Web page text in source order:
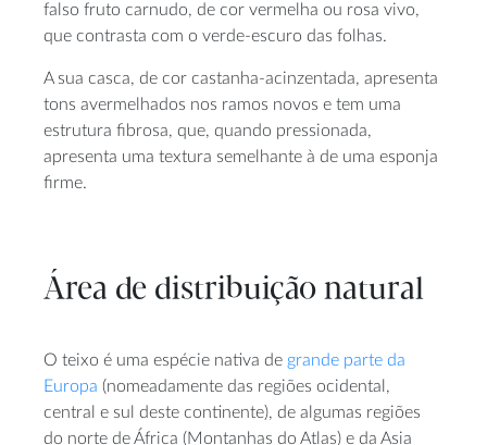
falso fruto carnudo, de cor vermelha ou rosa vivo,
que contrasta com o verde-escuro das folhas.
A sua casca, de cor castanha-acinzentada, apresenta
tons avermelhados nos ramos novos e tem uma
estrutura fibrosa, que, quando pressionada,
apresenta uma textura semelhante à de uma esponja
firme.
Área de distribuição natural
O teixo é uma espécie nativa de grande parte da
Europa (nomeadamente das regiões ocidental,
central e sul deste continente), de algumas regiões
do norte de África (Montanhas do Atlas) e da Asia